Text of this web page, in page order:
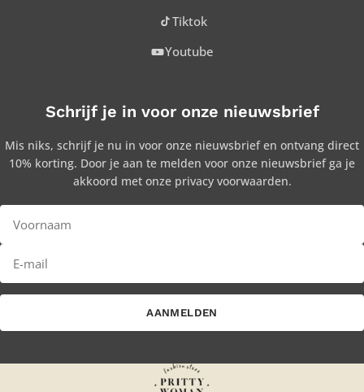
Tiktok
Youtube
Schrijf je in voor onze nieuwsbrief
Mis niks, schrijf je nu in voor onze nieuwsbrief en ontvang direct
10% korting. Door je aan te melden voor onze nieuwsbrief ga je
akkoord met onze privacy voorwaarden.
AANMELDEN